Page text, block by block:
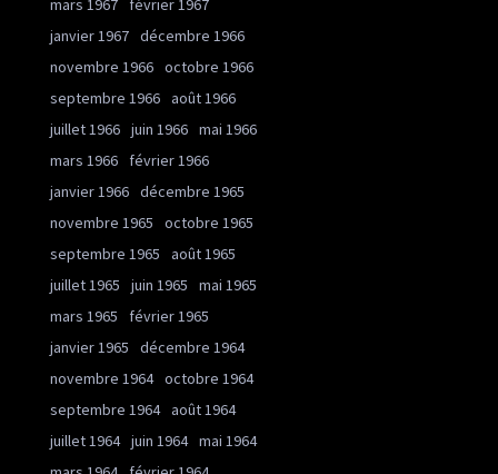
mars 1967
février 1967
janvier 1967 décembre 1966
novembre 1966 octobre 1966
septembre 1966 août 1966
juillet 1966 juin 1966 mai 1966
mars 1966
février 1966
janvier 1966 décembre 1965
novembre 1965
octobre 1965
septembre 1965
août 1965
juillet 1965
juin 1965
mai 1965
mars 1965
février 1965
janvier 1965
décembre 1964
novembre 1964 octobre 1964
septembre 1964 août 1964
juillet 1964 juin 1964 mai 1964